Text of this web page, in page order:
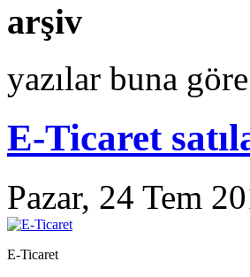
arşiv
yazılar buna
E-Ticaret
Pazar, 24 Tem
E-Ticaret